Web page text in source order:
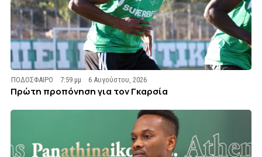
ΠΟΔΟΣΦΑΙΡΟ 7:59 μμ 6 Αυγούστου, 2026
Πρώτη προπόνηση για τον Γκαρσία